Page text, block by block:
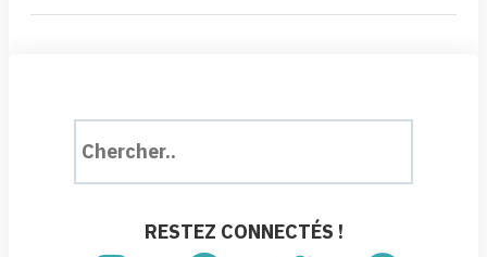
RESTEZ CONNECTÉS !